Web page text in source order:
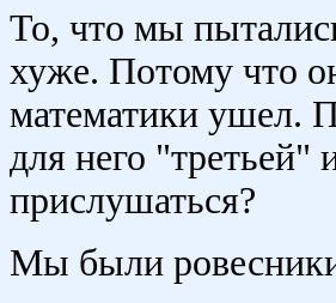
То, что мы
хуже. Потому что
математики ушел.
для него "третьей"
прислушаться?
Мы были